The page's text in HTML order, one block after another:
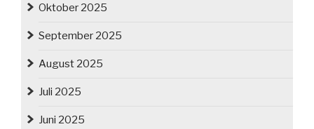
Oktober 2025
September 2025
August 2025
Juli 2025
Juni 2025